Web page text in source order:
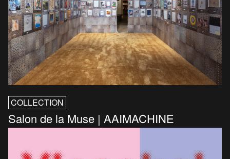
COLLECTION
Salon de la Muse | AAIMACHINE